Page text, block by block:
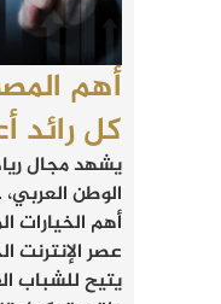
أهم
كل رائد
يشهد مجال
الوطن
أهم الخيارات
عصر الإنترنت
يتيح للشباب